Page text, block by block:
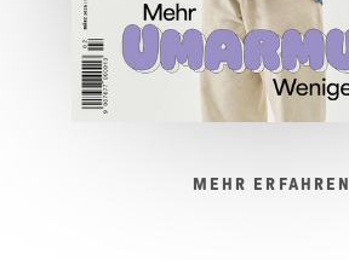
MEHR ERFAHREN